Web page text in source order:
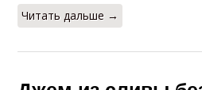
Читать дальше →